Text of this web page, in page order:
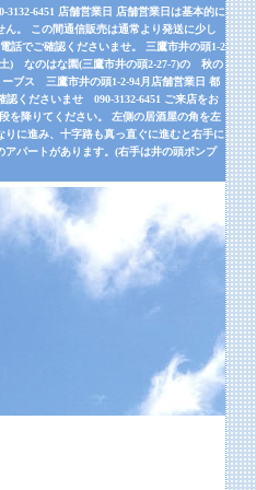
6451 店舗営業日 店舗営業日は基本的に
。 この間通信販売は通常より発送に少し
話でご確認くださいませ。 三鷹市井の頭1-2
なのはな園(三鷹市井の頭2-27-7)の 秋の
ーブス 三鷹市井の頭1-2-94月店舗営業日 都
認くださいませ 090-3132-6451 ご来店をお
降りてください。 左側の居酒屋の角を左
に進み、十字路も真っ直ぐに進むと右手に
パートがあります。(右手は井の頭ポンプ